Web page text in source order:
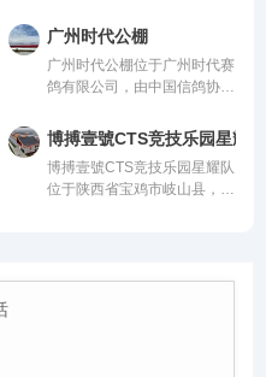
纳赛鸽24000羽，园区规模位
列云南省前列。
管。该公棚以国际、国内先
进、科学合理的设计方案进行
建设，采用一体化钢架结构，
公棚长200米，宽28米，高15
从配件设施到饲养团队，均达
到业内领先水平，为广大鸽友
创造一个心神向往的赛鸽净
地。
广州时代公棚
广州时代公棚位于广州时代赛
鸽有限公司，由中国信鸽协会
进、科学合理的设计方案进行
建设，采用一体化钢架结构，
公棚长200米，宽28米，高15
米，可容纳20000多羽赛鸽。
地。
博搏壹號CTS竞技乐园星耀队
博搏壹號CTS竞技乐园星耀队
位于陕西省宝鸡市岐山县，主